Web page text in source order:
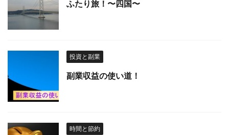
ふたり旅！〜四国〜
投資と副業
副業収益の使い道！
時間と節約